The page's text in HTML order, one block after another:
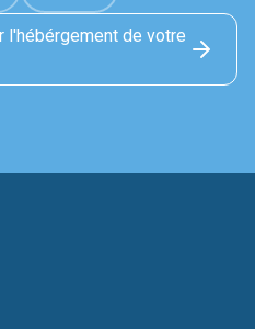
de votre